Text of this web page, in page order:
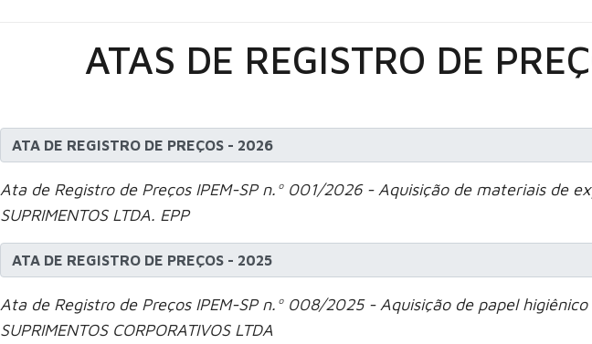
ATAS DE REGISTRO DE
ATA DE REGISTRO DE PREÇOS - 2026
Ata de Registro de Preços IPEM-SP n.º 001/2026 - Aquisição de materiais de
SUPRIMENTOS LTDA. EPP
ATA DE REGISTRO DE PREÇOS - 2025
Ata de Registro de Preços IPEM-SP n.º 008/2025 - Aquisição de papel higiênico
SUPRIMENTOS CORPORATIVOS LTDA